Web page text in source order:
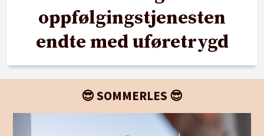
oppfølgingstjenesten
endte med uføretrygd
😎 SOMMERLES 😎